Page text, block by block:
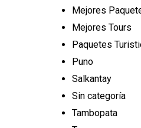
Mejores
Mejores Tours
Paquetes
Puno
Salkantay
Sin categoría
Tambopata